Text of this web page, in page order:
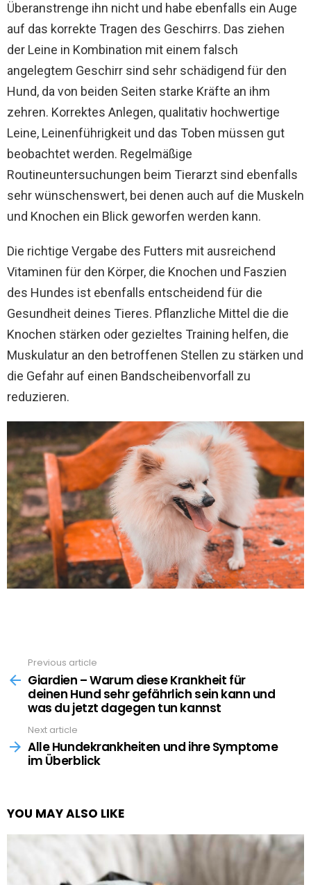
Überanstrenge ihn nicht und habe ebenfalls ein Auge
auf das korrekte Tragen des Geschirrs. Das ziehen
der Leine in Kombination mit einem falsch
angelegtem Geschirr sind sehr schädigend für den
Hund, da von beiden Seiten starke Kräfte an ihm
zehren. Korrektes Anlegen, qualitativ hochwertige
Leine, Leinenführigkeit und das Toben müssen gut
beobachtet werden. Regelmäßige
Routineuntersuchungen beim Tierarzt sind ebenfalls
sehr wünschenswert, bei denen auch auf die Muskeln
und Knochen ein Blick geworfen werden kann.
Die richtige Vergabe des Futters mit ausreichend
Vitaminen für den Körper, die Knochen und Faszien
des Hundes ist ebenfalls entscheidend für die
Gesundheit deines Tieres. Pflanzliche Mittel die die
Knochen stärken oder gezieltes Training helfen, die
Muskulatur an den betroffenen Stellen zu stärken und
die Gefahr auf einen Bandscheibenvorfall zu
reduzieren.
more
Previous article
Giardien – Warum diese Krankheit für
deinen Hund sehr gefährlich sein kann und
was du jetzt dagegen tun kannst
Next article
Alle Hundekrankheiten und ihre Symptome
im Überblick
YOU MAY ALSO LIKE